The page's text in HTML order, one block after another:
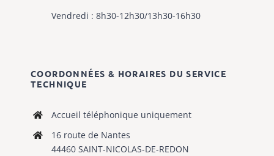
Vendredi : 8h30-12h30/13h30-16h30
COORDONNÉES & HORAIRES DU SERVICE
TECHNIQUE
Accueil téléphonique uniquement
16 route de Nantes
44460 SAINT-NICOLAS-DE-REDON